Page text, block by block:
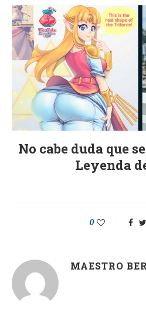
No cabe duda que
Leyenda
0
MAESTRO